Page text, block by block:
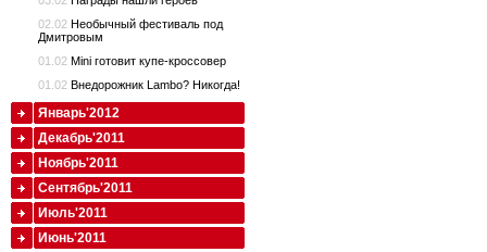
02.02 Необычный фестиваль под
Дмитровым
01.02 Mini готовит купе-кроссовер
01.02 Внедорожник Lambo? Никогда!
Январь'2012
Декабрь'2011
Ноябрь'2011
Сентябрь'2011
Июль'2011
Июнь'2011